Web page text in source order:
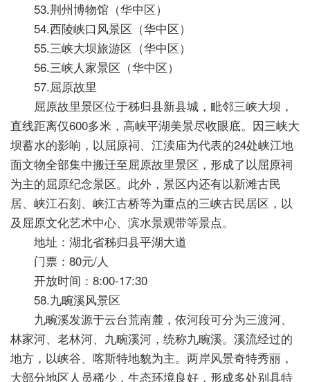
53.荆州博物馆（华中区）
54.西陵峡口风景区（华中区）
55.三峡大坝旅游区（华中区）
56.三峡人家景区（华中区）
57.屈原故里
屈原故里景区位于秭归县新县城，毗邻三峡大坝，
直线距离仅600多米，高峡平湖美景尽收眼底。因三峡大
坝蓄水的影响，以屈原祠、江渎庙为代表的24处峡江地
面文物全部集中搬迁至屈原故里景区，形成了以屈原祠
为主的屈原纪念景区。此外，景区内还有以新滩古民
居、峡江石刻、峡江古桥等为重点的三峡古民居区，以
及屈原文化艺术中心、滨水景观带等景点。
地址：湖北省秭归县平湖大道
门票：80元/人
开放时间：8:00-17:30
58.九畹溪风景区
九畹溪发源于云台荒南麓，依河段可分为三渡河、
林家河、老林河、九畹溪河，统称九畹溪。溪流经过的
地方，以峡谷、喀斯特地貌为主。两岸风景奇特秀丽，
大部分地区人员稀少，生态环境良好，形成多处别具特